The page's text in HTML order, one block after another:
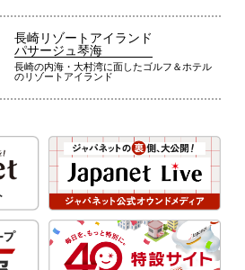
長崎リゾートアイランド
パサージュ琴海
長崎の内海・大村湾に面したゴルフ＆ホテル
のリゾートアイランド